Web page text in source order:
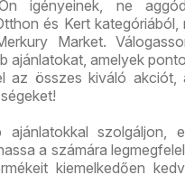
igényeinek, ne
és Kert kategóriából,
Market.
ajánlatokat, amelyek
az összes kiváló akciót,
szolgáljon,
a számára
kiemelkedően